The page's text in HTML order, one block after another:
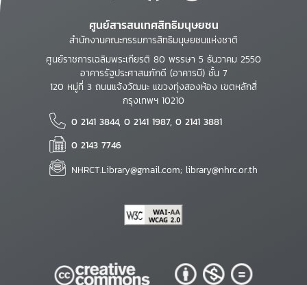
ศูนย์สารสนเทศสิทธิมนุษยชน
สำนักงานคณะกรรมการสิทธิมนุษยชนแห่งชาติ
ศูนย์ราชการเฉลิมพระเกียรติ 80 พรรษา 5 ธันวาคม 2550
อาคารรัฐประศาสนภักดี (อาคารบี) ชั้น 7
120 หมู่ที่ 3 ถนนแจ้งวัฒนะ แขวงทุ่งสองห้อง เขตหลักสี่
กรุงเทพฯ 10210
0 2141 3844, 0 2141 1987, 0 2141 3881
0 2143 7746
NHRCT.Library@gmail.com; library@nhrc.or.th